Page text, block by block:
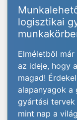
logisztikai
Elméletből
az ideje, hogy
magad!
alapanyagok a
gyártási tervek
mint nap a